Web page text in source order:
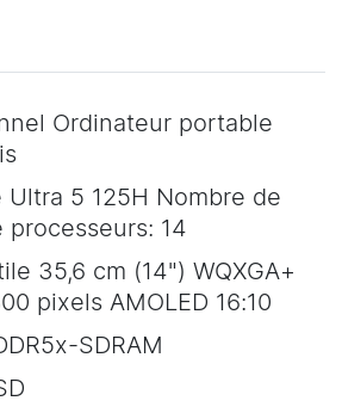
Ordinateur portable
Ultra 5 125H Nombre de
processeurs: 14
35,6 cm (14") WQXGA+
pixels AMOLED 16:10
SDRAM